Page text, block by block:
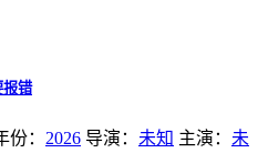
报错
份： 2026 导演： 未知 主演： 未